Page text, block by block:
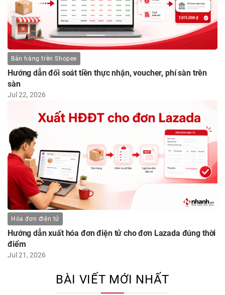
Dịch vụ tuyển dụng và Các giải pháp hỗ trợ marketing, bán
hàng.Nhanh.vn là một sự đúc kết rất nhiều kiến thức, kinh nghiệm,
trí tuệ trong hơn 10 năm của gần 1000 nhân viên và hơn 100000
nhà bán lẻ, sẽ giúp cho chủ cửa hàng tiết kiệm thời gian và kinh
doanh hiệu quả. Nhanh đã có mặt tại các thành phố lớn như Hà
Nội, TP. Hồ Chí Minh. Với mong muốn mở rộng thị trường, chúng tôi
cần các bạn – những ứng viên tiềm năng – cùng đồng hành trên
con đường phát triển toàn cầu.
Bán hàng trên Shopee
Hướng dẫn đối soát tiền thực nhận, voucher, phí sàn trên
sàn
Jul 22, 2026
Hóa đơn điện tử
Hướng dẫn xuất hóa đơn điện tử cho đơn Lazada đúng thời
điểm
Jul 21, 2026
BÀI VIẾT MỚI NHẤT